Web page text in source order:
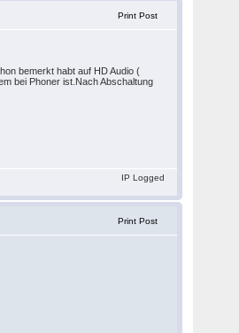
Print Post
bemerkt habt auf HD Audio (
bei Phoner ist.Nach Abschaltung
IP Logged
Print Post